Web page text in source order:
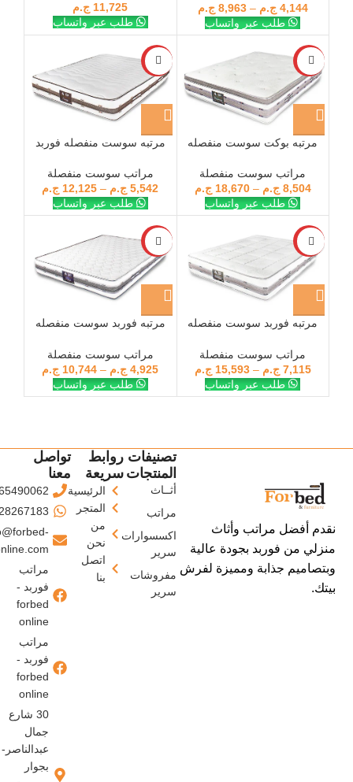
4,144 ج.م –
8,963 ج.م
طلب عبر واتساب
11,725 ج.م
طلب عبر واتساب
مرتبه بوكت سوست منفصله
مراتب سوست منفصلة
8,504 ج.م –
18,670 ج.م
طلب عبر واتساب
مرتبه سوست منفصله فوربد
مراتب سوست منفصلة
5,542 ج.م –
12,125 ج.م
طلب عبر واتساب
-28%
مرتبه فوربد سوست منفصله
مراتب سوست منفصلة
7,115 ج.م –
15,593 ج.م
طلب عبر واتساب
-28%
مرتبه فوربد سوست منفصله
مراتب سوست منفصلة
4,925 ج.م –
10,744 ج.م
طلب عبر واتساب
نقدم أفضل مراتب وأثاث
منزلي من فوربد بجودة عالية
وبتصاميم جذابة ومميزة لفرش
بيتك.
تصنيفات
المنتجات
أثــاث
مراتب
اكسسوارات
سرير
مفروشات
سرير
روابط
سريعة
الرئيسية
المتجر
من
نحن
اتصل
بنا
تواصل
معنا
مراتب
فوربد -
forbed
online
مراتب
فوربد -
forbed
online
30 شارع
جمال
عبدالناصر-
بجوار